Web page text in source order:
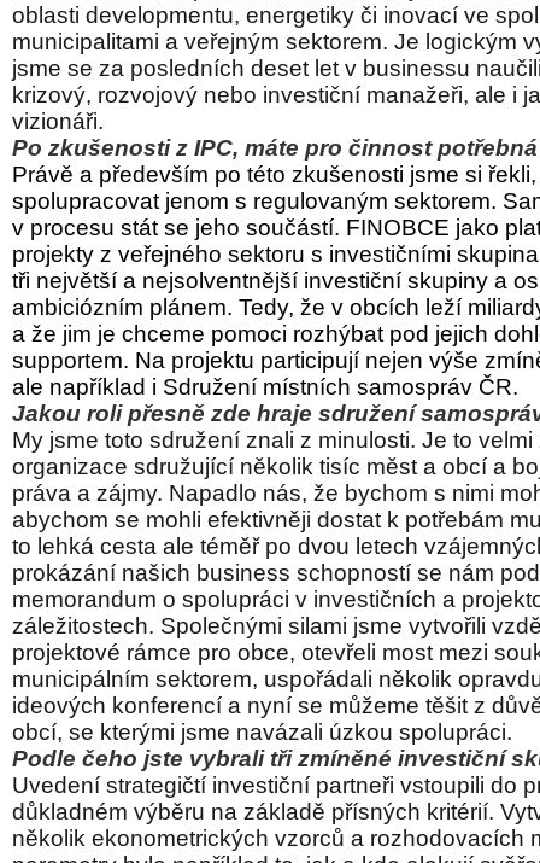
oblasti developmentu, energetiky či inovací ve
municipalitami a veřejným sektorem. Je logickým
jsme se za posledních deset let v businessu
krizový, rozvojový nebo investiční manažeři, ale i
vizionáři.
Po zkušenosti z IPC, máte pro činnost
Právě a především po této zkušenosti jsme si
spolupracovat jenom s regulovaným sektorem.
v procesu stát se jeho součástí. FINOBCE jako
projekty z veřejného sektoru s investičními
tři největší a nejsolventnější investiční skupiny a
ambiciózním plánem. Tedy, že v obcích leží
a že jim je chceme pomoci rozhýbat pod jejich
supportem. Na projektu participují nejen výše
ale například i Sdružení místních samospráv ČR.
Jakou roli přesně zde hraje sdružení
My jsme toto sdružení znali z minulosti. Je to velmi
organizace sdružující několik tisíc měst a obcí a
práva a zájmy. Napadlo nás, že bychom s nimi
abychom se mohli efektivněji dostat k potřebám
to lehká cesta ale téměř po dvou letech
prokázání našich business schopností se nám
memorandum o spolupráci v investičních a
záležitostech. Společnými silami jsme vytvořili
projektové rámce pro obce, otevřeli most mezi
municipálním sektorem, uspořádali několik
ideových konferencí a nyní se můžeme těšit z
obcí, se kterými jsme navázali úzkou spolupráci.
Podle čeho jste vybrali tři zmíněné investiční
Uvedení strategičtí investiční partneři vstoupili do
důkladném výběru na základě přísných kritérií.
několik ekonometrických vzorců a rozhodovacích